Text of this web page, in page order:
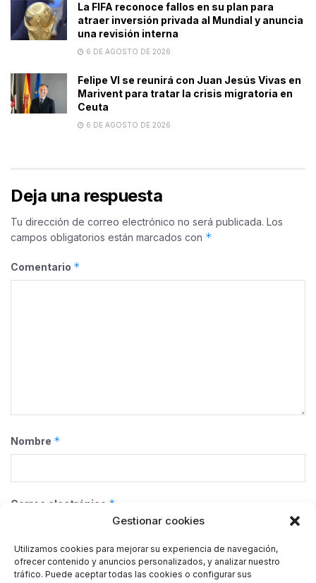
Gestionar cookies
Utilizamos cookies para mejorar su experiencia de navegación,
ofrecer contenido y anuncios personalizados, y analizar nuestro
tráfico. Puede aceptar todas las cookies o configurar sus
La FIFA reconoce fallos en su plan para
atraer inversión privada al Mundial y anuncia
una revisión interna
6 DE AGOSTO DE 2026
Felipe VI se reunirá con Juan Jesús Vivas en
Marivent para tratar la crisis migratoria en
Ceuta
6 DE AGOSTO DE 2026
Deja una respuesta
Tu dirección de correo electrónico no será publicada. Los
campos obligatorios están marcados con *
Comentario *
Nombre *
Correo electrónico *
Web